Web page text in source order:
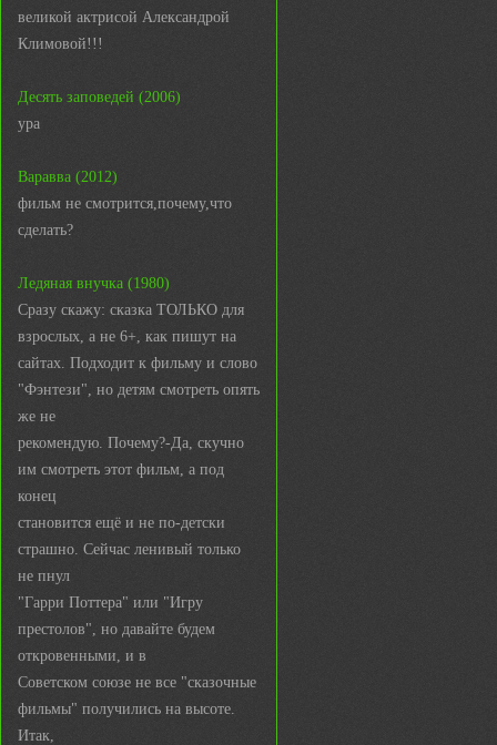
великой актрисой Александрой
Климовой!!!
Десять заповедей (2006)
ура
Варавва (2012)
фильм не смотрится,почему,что
сделать?
Ледяная внучка (1980)
Сразу скажу: сказка ТОЛЬКО для
взрослых, а не 6+, как пишут на
сайтах. Подходит к фильму и слово
"Фэнтези", но детям смотреть опять
же не
рекомендую. Почему?-Да, скучно
им смотреть этот фильм, а под
конец
становится ещё и не по-детски
страшно. Сейчас ленивый только
не пнул
"Гарри Поттера" или "Игру
престолов", но давайте будем
откровенными, и в
Советском союзе не все "сказочные
фильмы" получились на высоте.
Итак,